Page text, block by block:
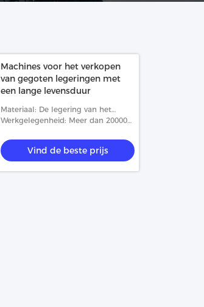
Machines voor het verkopen
van gegoten legeringen met
een lange levensduur
Materiaal: De legering van het
matrijzenafgietsel, ABS, PC
Werkgelegenheid: Meer dan 20000
Vind de beste prijs